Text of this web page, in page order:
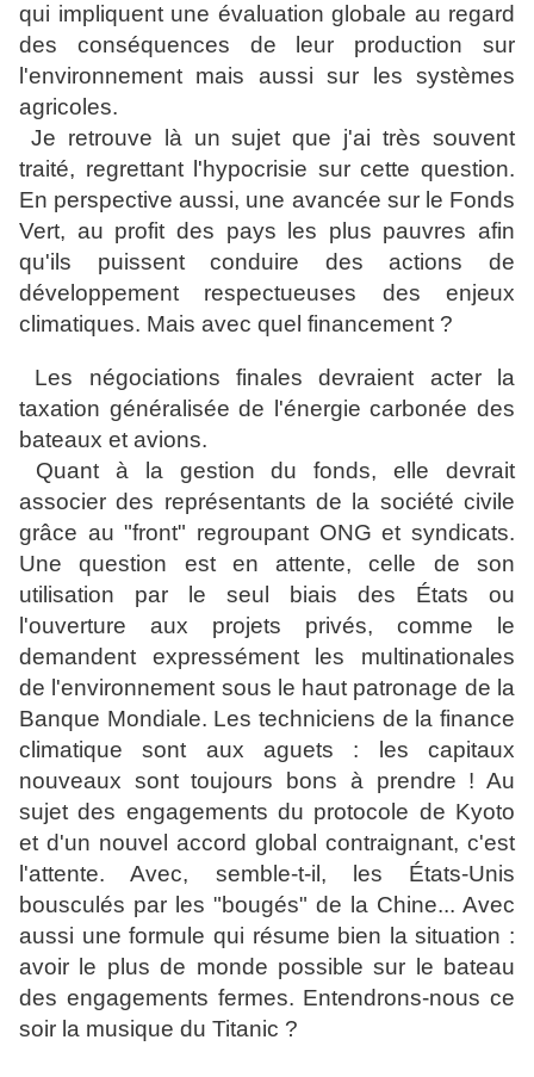
qui impliquent une évaluation globale au regard
des conséquences de leur production sur
l'environnement mais aussi sur les systèmes
agricoles.
Je retrouve là un sujet que j'ai très souvent
traité, regrettant l'hypocrisie sur cette question.
En perspective aussi, une avancée sur le Fonds
Vert, au profit des pays les plus pauvres afin
qu'ils puissent conduire des actions de
développement respectueuses des enjeux
climatiques. Mais avec quel financement ?
Les négociations finales devraient acter la
taxation généralisée de l'énergie carbonée des
bateaux et avions.
Quant à la gestion du fonds, elle devrait
associer des représentants de la société civile
grâce au "front" regroupant ONG et syndicats.
Une question est en attente, celle de son
utilisation par le seul biais des États ou
l'ouverture aux projets privés, comme le
demandent expressément les multinationales
de l'environnement sous le haut patronage de la
Banque Mondiale. Les techniciens de la finance
climatique sont aux aguets : les capitaux
nouveaux sont toujours bons à prendre ! Au
sujet des engagements du protocole de Kyoto
et d'un nouvel accord global contraignant, c'est
l'attente. Avec, semble-t-il, les États-Unis
bousculés par les "bougés" de la Chine... Avec
aussi une formule qui résume bien la situation :
avoir le plus de monde possible sur le bateau
des engagements fermes. Entendrons-nous ce
soir la musique du Titanic ?